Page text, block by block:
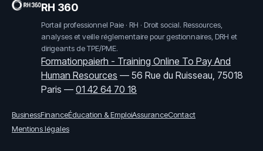
RH 360
Portail professionnel Paie · RH · Droit social. Ressources,
analyses et veille réglementaire pour gestionnaires, DRH et
dirigeants de TPE/PME.
Formationpaierh - Training Online To Pay And
Human Resources —56 Rue du Ruisseau, 75018
Paris —01 42 64 70 18
BusinessFinanceÉducation & EmploiAssuranceContact
Mentions légales